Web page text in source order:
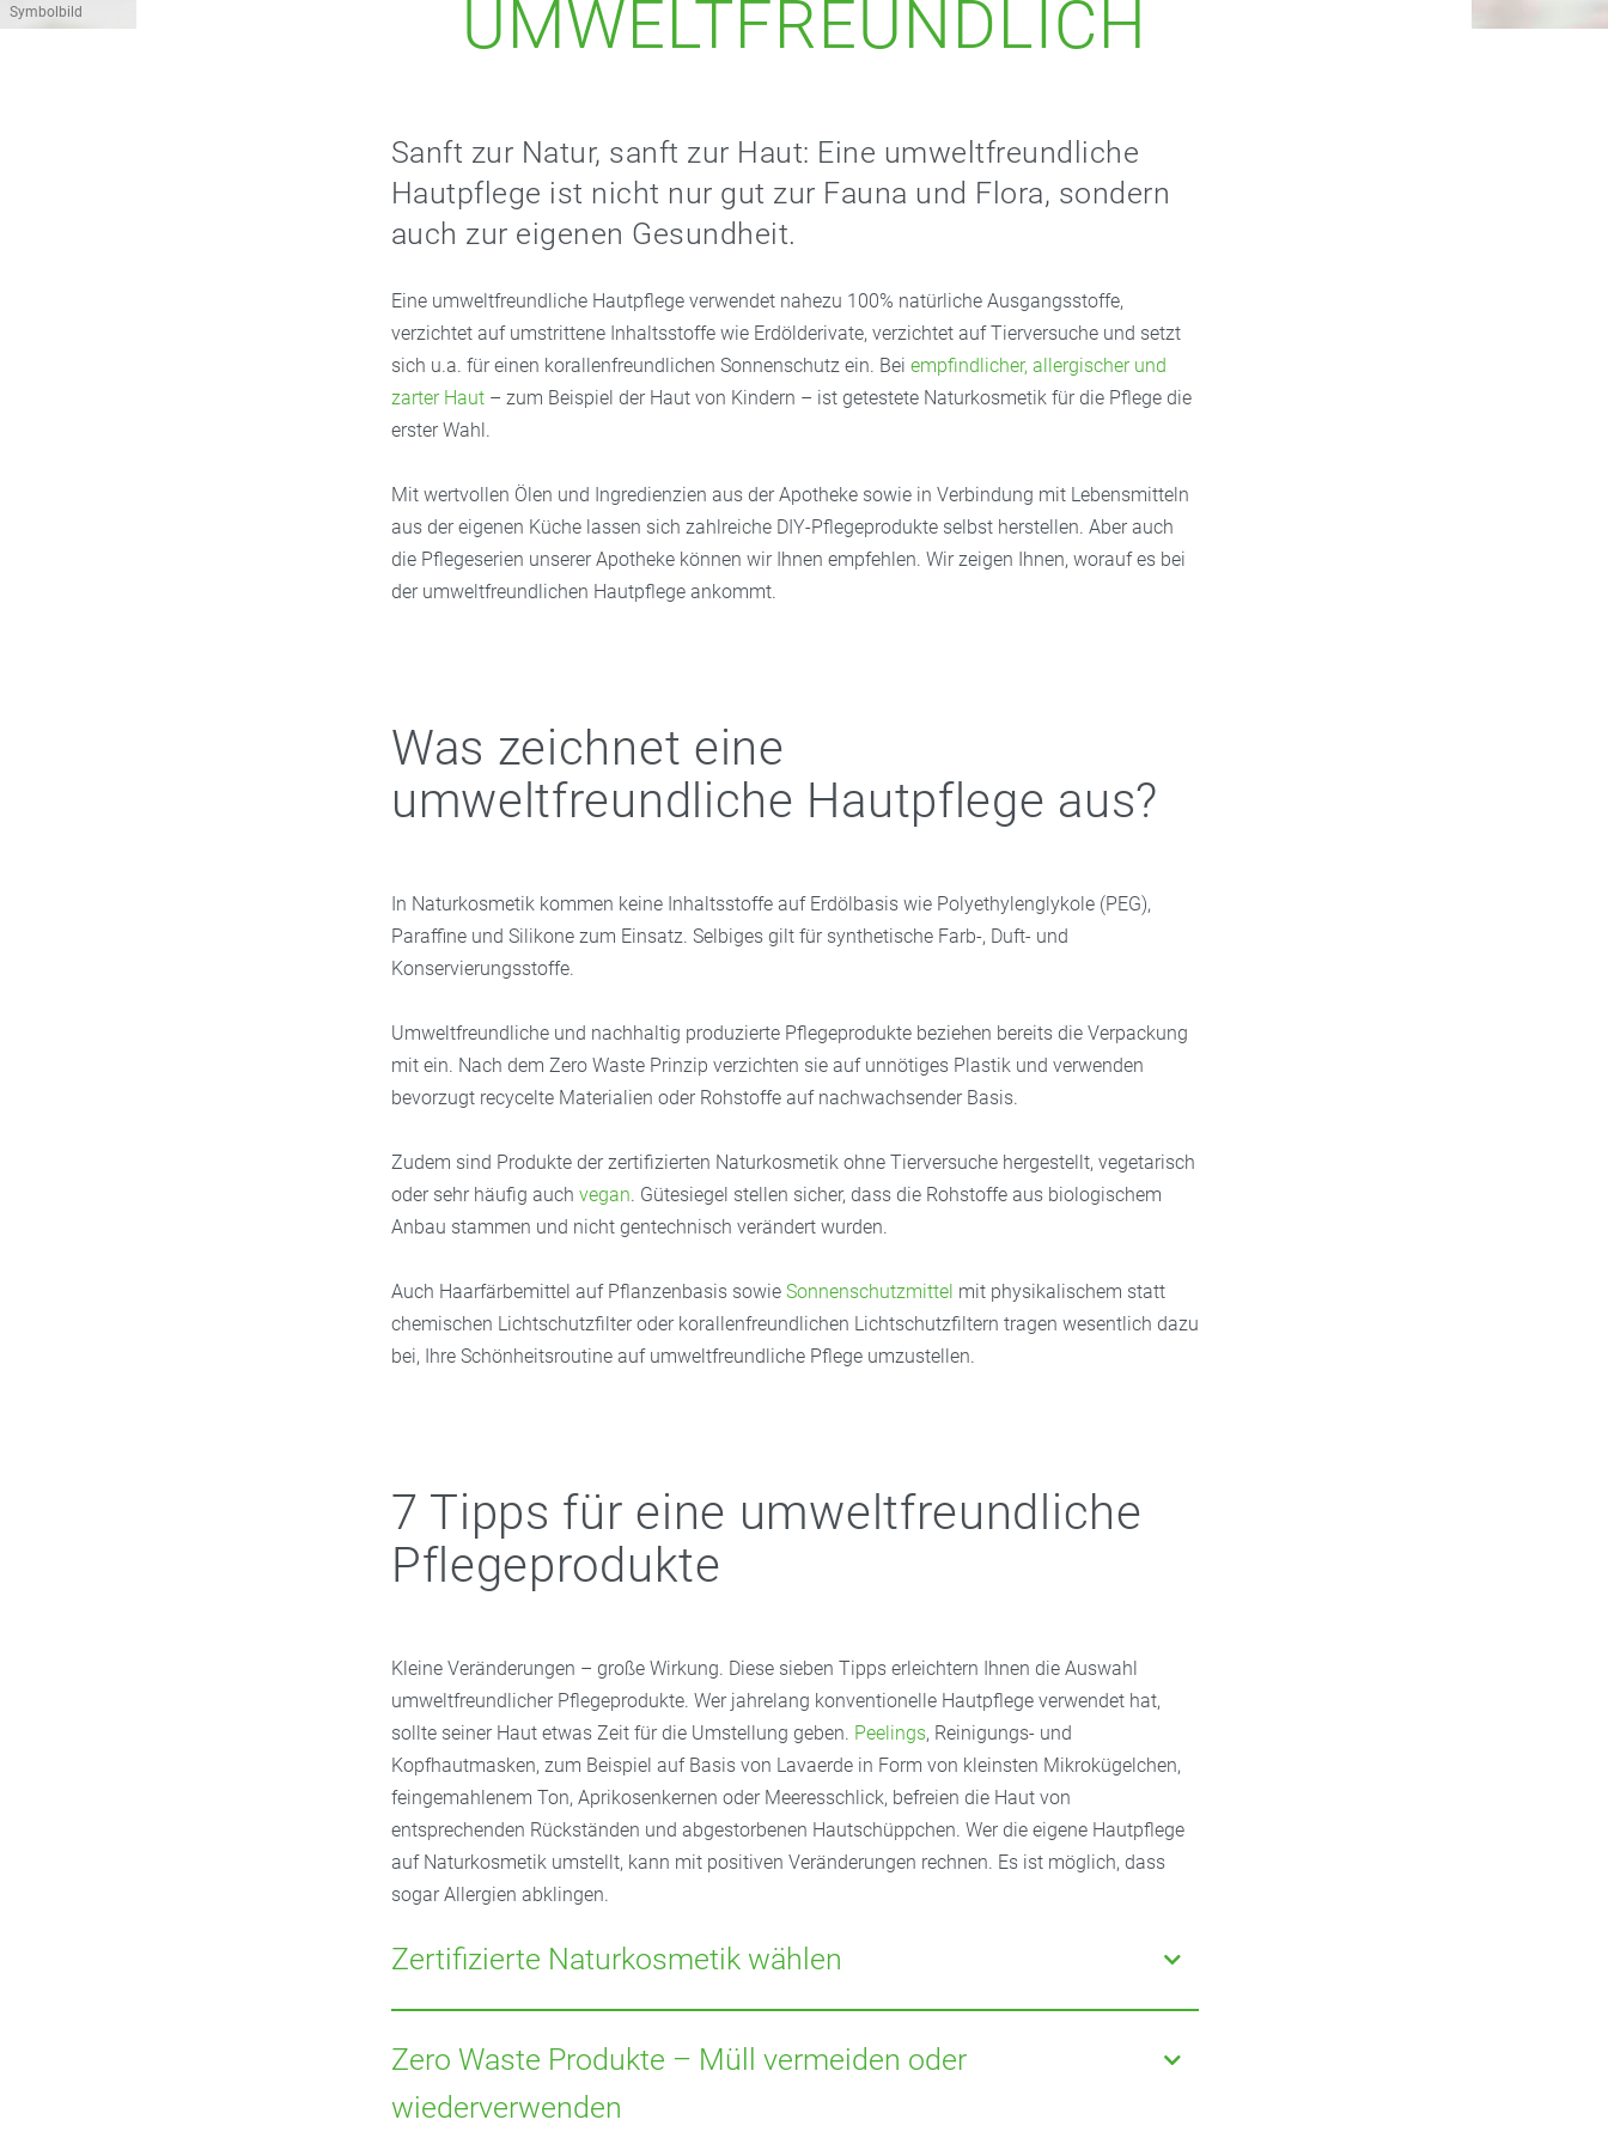
Symbolbild UMWELTFREUNDLICH
Sanft zur Natur, sanft zur Haut: Eine umweltfreundliche
Hautpflege ist nicht nur gut zur Fauna und Flora, sondern
auch zur eigenen Gesundheit.
Eine umweltfreundliche Hautpflege verwendet nahezu 100% natürliche Ausgangsstoffe,
verzichtet auf umstrittene Inhaltsstoffe wie Erdölderivate, verzichtet auf Tierversuche und setzt
sich u.a. für einen korallenfreundlichen Sonnenschutz ein. Bei empfindlicher, allergischer und
zarter Haut– zum Beispiel der Haut von Kindern – ist getestete Naturkosmetik für die Pflege die
erster Wahl.
Mit wertvollen Ölen und Ingredienzien aus der Apotheke sowie in Verbindung mit Lebensmitteln
aus der eigenen Küche lassen sich zahlreiche DIY-Pflegeprodukte selbst herstellen. Aber auch
die Pflegeserien unserer Apotheke können wir Ihnen empfehlen. Wir zeigen Ihnen, worauf es bei
der umweltfreundlichen Hautpflege ankommt.
Was zeichnet eine
umweltfreundliche Hautpflege aus?
In Naturkosmetik kommen keine Inhaltsstoffe auf Erdölbasis wie Polyethylenglykole (PEG),
Paraffine und Silikone zum Einsatz. Selbiges gilt für synthetische Farb-, Duft- und
Konservierungsstoffe.
Umweltfreundliche und nachhaltig produzierte Pflegeprodukte beziehen bereits die Verpackung
mit ein. Nach dem Zero Waste Prinzip verzichten sie auf unnötiges Plastik und verwenden
bevorzugt recycelte Materialien oder Rohstoffe auf nachwachsender Basis.
Zudem sind Produkte der zertifizierten Naturkosmetik ohne Tierversuche hergestellt, vegetarisch
oder sehr häufig auch vegan. Gütesiegel stellen sicher, dass die Rohstoffe aus biologischem
Anbau stammen und nicht gentechnisch verändert wurden.
Auch Haarfärbemittel auf Pflanzenbasis sowie Sonnenschutzmittel mit physikalischem statt
chemischen Lichtschutzfilter oder korallenfreundlichen Lichtschutzfiltern tragen wesentlich dazu
bei, Ihre Schönheitsroutine auf umweltfreundliche Pflege umzustellen.
7 Tipps für eine umweltfreundliche
Pflegeprodukte
Kleine Veränderungen – große Wirkung. Diese sieben Tipps erleichtern Ihnen die Auswahl
umweltfreundlicher Pflegeprodukte. Wer jahrelang konventionelle Hautpflege verwendet hat,
sollte seiner Haut etwas Zeit für die Umstellung geben. Peelings, Reinigungs- und
Kopfhautmasken, zum Beispiel auf Basis von Lavaerde in Form von kleinsten Mikrokügelchen,
feingemahlenem Ton, Aprikosenkernen oder Meeresschlick, befreien die Haut von
entsprechenden Rückständen und abgestorbenen Hautschüppchen. Wer die eigene Hautpflege
auf Naturkosmetik umstellt, kann mit positiven Veränderungen rechnen. Es ist möglich, dass
sogar Allergien abklingen.
Zertifizierte Naturkosmetik wählen
Achten Sie auf die entsprechenden Gütesiegel, da Begriffe wie „natürlich“ nicht geschützt sind.
Zu den bekanntesten Naturkosmetik-Gütesiegeln in Deutschland gehören das BDIH-
Zero Waste Produkte – Müll vermeiden oder
wiederverwenden